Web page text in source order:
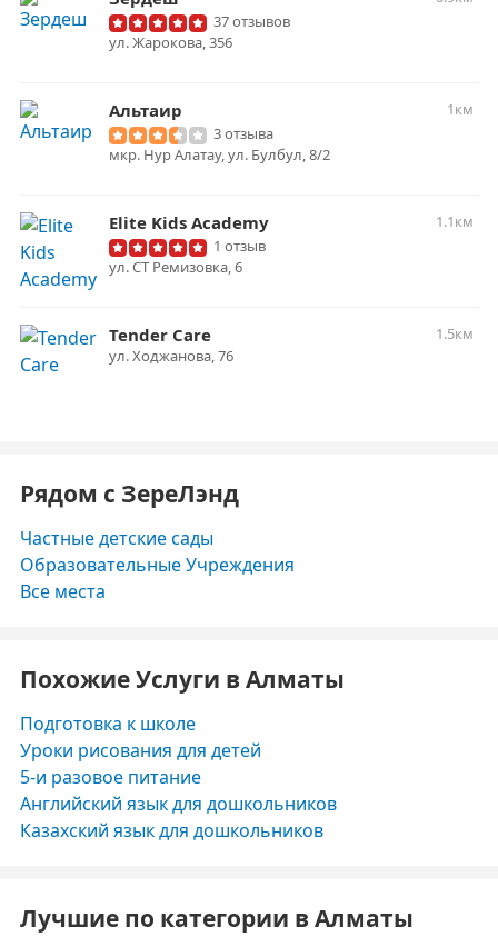
37 отзывов
ул. Жарокова, 356
Альтаир
1км
3 отзыва
мкр. Нур Алатау, ул. Булбул, 8/2
Elite Kids Academy
1.1км
1 отзыв
ул. ​СТ Ремизовка, 6
Tender Care
1.5км
​ул. Ходжанова, 76
Рядом с ЗереЛэнд
Частные детские сады
Образовательные Учреждения
Все места
Похожие Услуги в Алматы
Подготовка к школе
Уроки рисования для детей
5-и разовое питание
Английский язык для дошкольников
Казахский язык для дошкольников
Лучшие по категории в Алматы